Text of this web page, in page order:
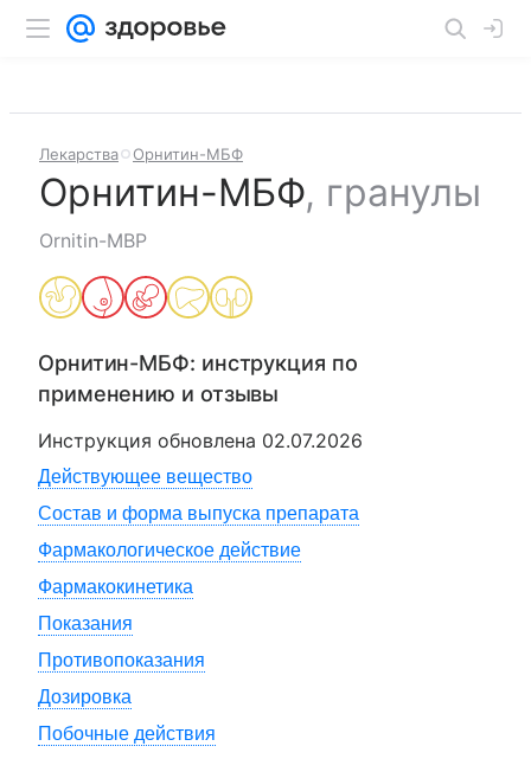
Лекарства Орнитин-МБФ
Орнитин-МБФ, гранулы
Ornitin-MBP
Орнитин-МБФ: инструкция по
применению и отзывы
Инструкция обновлена 02.07.2026
Действующее вещество
Состав и форма выпуска препарата
Фармакологическое действие
Фармакокинетика
Показания
Противопоказания
Дозировка
Побочные действия